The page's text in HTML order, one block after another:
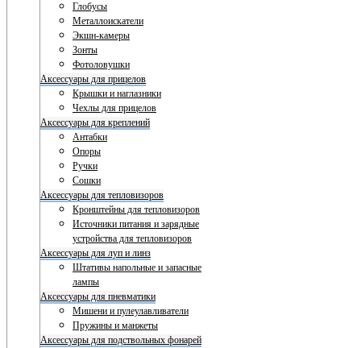
Глобусы
Металлоискатели
Экшн-камеры
Зонты
Фотоловушки
Аксессуары для прицелов
Крышки и наглазники
Чехлы для прицелов
Аксессуары для креплений
Антабки
Опоры
Ручки
Сошки
Аксессуары для тепловизоров
Кронштейны для тепловизоров
Источники питания и зарядные
устройства для тепловизоров
Аксессуары для луп и линз
Штативы напольные и запасные
лампы
Аксессуары для пневматики
Мишени и пулеулавливатели
Пружины и манжеты
Аксессуары для подствольных фонарей